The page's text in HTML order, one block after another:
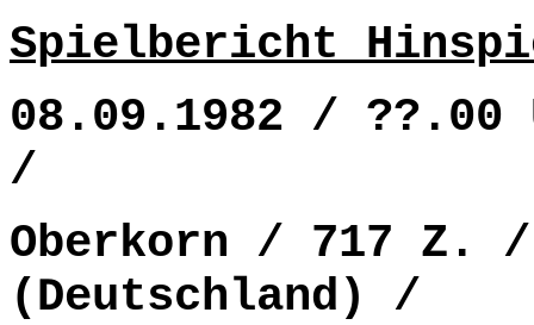
Spielbericht
08.09.1982 /
/
Oberkorn / 717 Z. /
(Deutschland) /